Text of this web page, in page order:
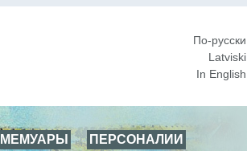
По-русски
Latviski
In English
МЕМУАРЫ
ПЕРСОНАЛИИ